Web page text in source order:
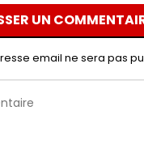
UN
email ne sera pas